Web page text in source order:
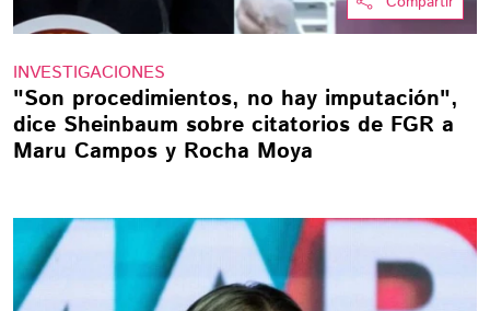
INVESTIGACIONES
"Son procedimientos, no hay imputación",
dice Sheinbaum sobre citatorios de FGR a
Maru Campos y Rocha Moya